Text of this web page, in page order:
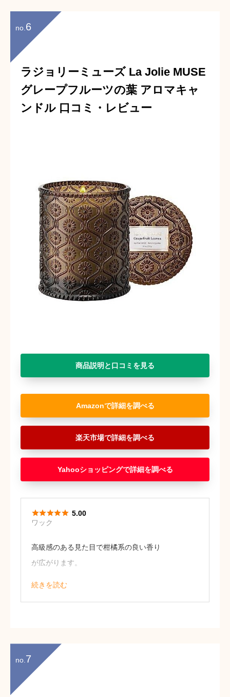
24歳 男性
no. 6
ラジョリーミューズ La Jolie MUSE
グレープフルーツの葉 アロマキャ
ンドル 口コミ・レビュー
商品説明と口コミを見る
Amazon
楽天市場
Yahooショッピング
高級感のある見た目で柑橘系の良い香り
が広がります。
続きを読む
ワック
 5.00
no.7